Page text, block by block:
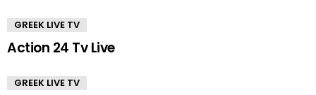
GREEK LIVE TV
Action 24 Tv Live
GREEK LIVE TV